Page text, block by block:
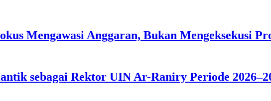
Mengawasi Anggaran, Bukan Mengeksekusi
sebagai Rektor UIN Ar-Raniry Periode